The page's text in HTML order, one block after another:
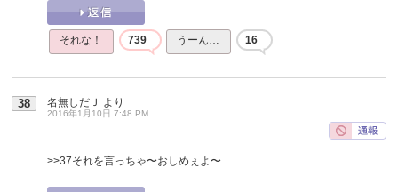
それな！ 739 うーん… 16
38 名無しだＪ より
2016年1月10日 7:48 PM
>>37それを言っちゃ〜おしめぇよ〜